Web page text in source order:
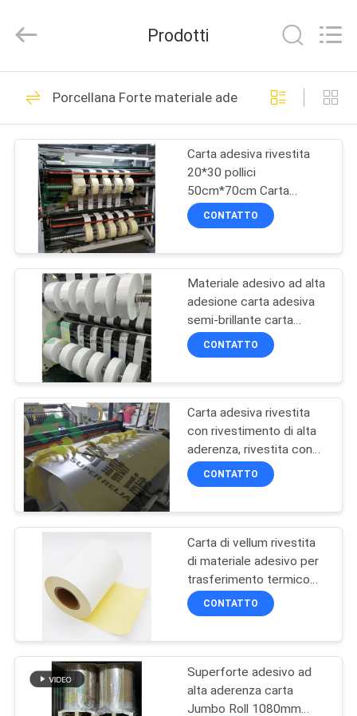
CASA
PRODOTTI
VIDEO
CIRCA
NOI
GIRO
DELLA
FABBRICA
CONTROLLO
QUALITÀ
CONTATTICI
NOTIZIE
RICHIEDA
UNA
CITAZIONE
CO,LTD.
Film autoadesivo
39
Carta autoadesiva
33
Materiale di carta
termico
dell'etichetta
adesiva
11
Anti materiali di
contraffazione
Prodotti
Porcellana Forte materiale adesivo eccellente
Carta adesiva rivestita
20*30 pollici
50cm*70cm Carta
adesiva alta e lucida
CONTATTO
Materiale adesivo ad alta
adesione carta adesiva
semi-brillante carta
adesiva
CONTATTO
Carta adesiva rivestita
con rivestimento di alta
aderenza, rivestita con
carta adesiva di 38 mm
CONTATTO
Carta di vellum rivestita
di materiale adesivo per
trasferimento termico
con rivestimento di vetro
giallo HM2533H
CONTATTO
Superforte adesivo ad
alta aderenza carta
Jumbo Roll 1080mm